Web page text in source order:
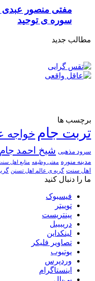
مفتی منصور عبدی
سوره ی توحید
مطالب جدید
برچسب ها
تربت جام خواجه
سرود مذهبی شیخ احمد جام
مدینه منوره مفتی وظیفه منابع اهل
اهل سنت گریه ی عالم اهل تسنن
ما را دنبال کنید
فیسبوک
توییتر
پینتریست
دریبببل
لینکداین
تصاویر فلیکر
یوتیوب
وردپرس
اینستاگرام
پی‌پال